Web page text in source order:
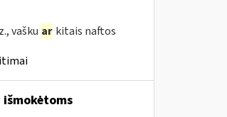
vašku ar kitais naftos
išmokėtoms